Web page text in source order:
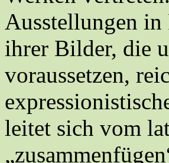
Ausstellungen in
ihrer Bilder, die
voraussetzen,
leitet sich vom